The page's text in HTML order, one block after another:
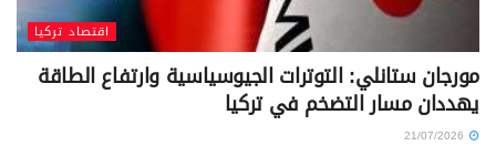
اقتصاد تركيا
مورجان ستانلي: التوترات الجيوسياسية وارتفاع الطاقة
يهددان مسار التضخم في تركيا